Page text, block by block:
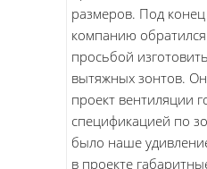
размеров. Под
компанию
просьбой
вытяжных зонтов.
проект вентиляции
спецификацией по
было наше
в проекте